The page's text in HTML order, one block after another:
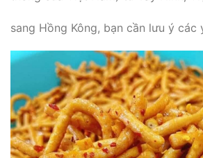
sang Hồng Kông, bạn cần lưu ý các